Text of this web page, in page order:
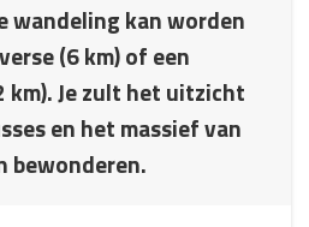
wandeling kan worden
(6 km) of een
Je zult het uitzicht
en het massief van
bewonderen.